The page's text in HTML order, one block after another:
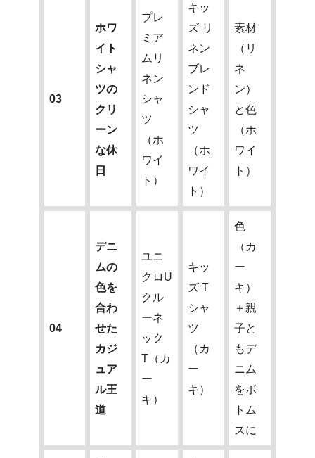
03
ホワ
イト
シャ
ツの
クリ
ーン
な休
日
プレ
ミア
ムリ
ネン
シャ
ツ
（ホ
ワイ
ト）
キッ
ズ リ
ネン
ブレ
ンド
シャ
ツ
（ホ
ワイ
ト）
素材
（リ
ネ
ン）
と色
（ホ
ワイ
ト）
04
デニ
ムの
色を
合わ
せた
カジ
ュア
ル王
道
ユニ
クロU
クル
ーネ
ック
T（カ
ー
キ）
キッ
ズ T
シャ
ツ
（カ
ー
キ）
色
（カ
ー
キ）
＋親
子と
もデ
ニム
をボ
トム
スに